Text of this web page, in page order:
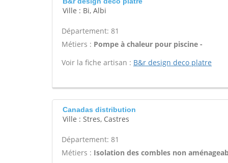
Ville : Bi, Albi
Département: 81
Métiers : Pompe à chaleur pour piscine -
Voir la fiche artisan : B&r design deco platre
Canadas distribution
Ville : Stres, Castres
Département: 81
Métiers : Isolation des combles non